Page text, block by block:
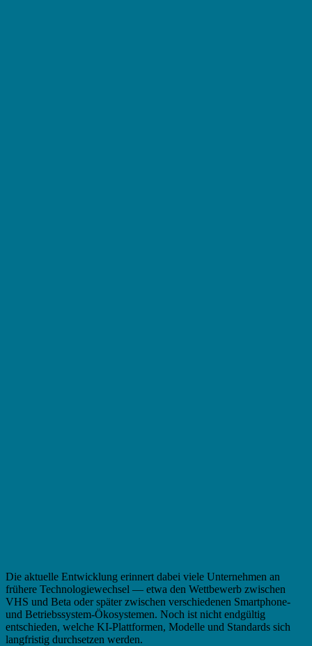
Die aktuelle Entwicklung erinnert dabei viele Unternehmen an
frühere Technologiewechsel — etwa den Wettbewerb zwischen
VHS und Beta oder später zwischen verschiedenen Smartphone-
und Betriebssystem-Ökosystemen. Noch ist nicht endgültig
entschieden, welche KI-Plattformen, Modelle und Standards sich
langfristig durchsetzen werden.